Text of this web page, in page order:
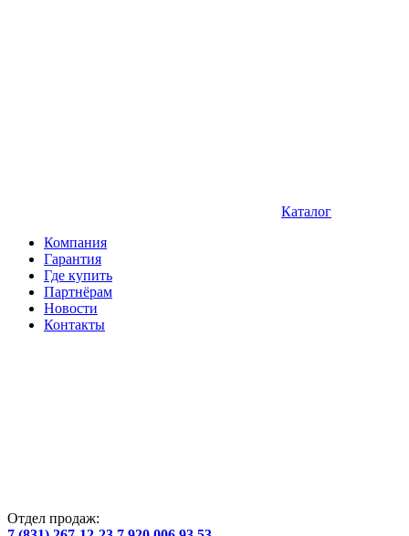
Каталог
Компания
Гарантия
Где купить
Партнёрам
Новости
Контакты
Отдел продаж: